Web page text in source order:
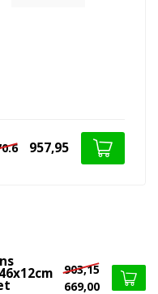
957,95
903,15
669,00